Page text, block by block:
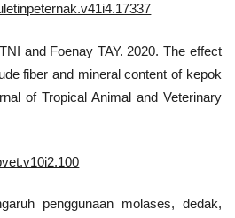
and Foenay TAY. 2020. The effect
fiber and mineral content of kepok
of Tropical Animal and Veterinary
penggunaan molases, dedak,